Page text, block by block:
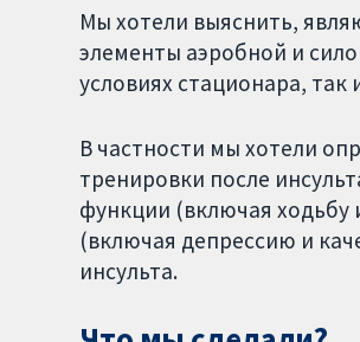
Мы хотели выяснить,
элементы аэробной и
условиях стационара,
В частности мы хотели
тренировки после
функции (включая ходьбу
(включая депрессию и
инсульта.